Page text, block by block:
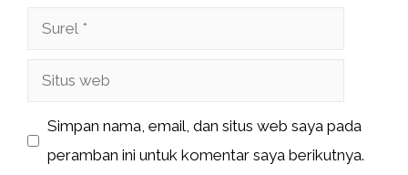
Surel
Situs
Simpan nama, email, dan situs web saya pada
peramban ini untuk komentar saya berikutnya.